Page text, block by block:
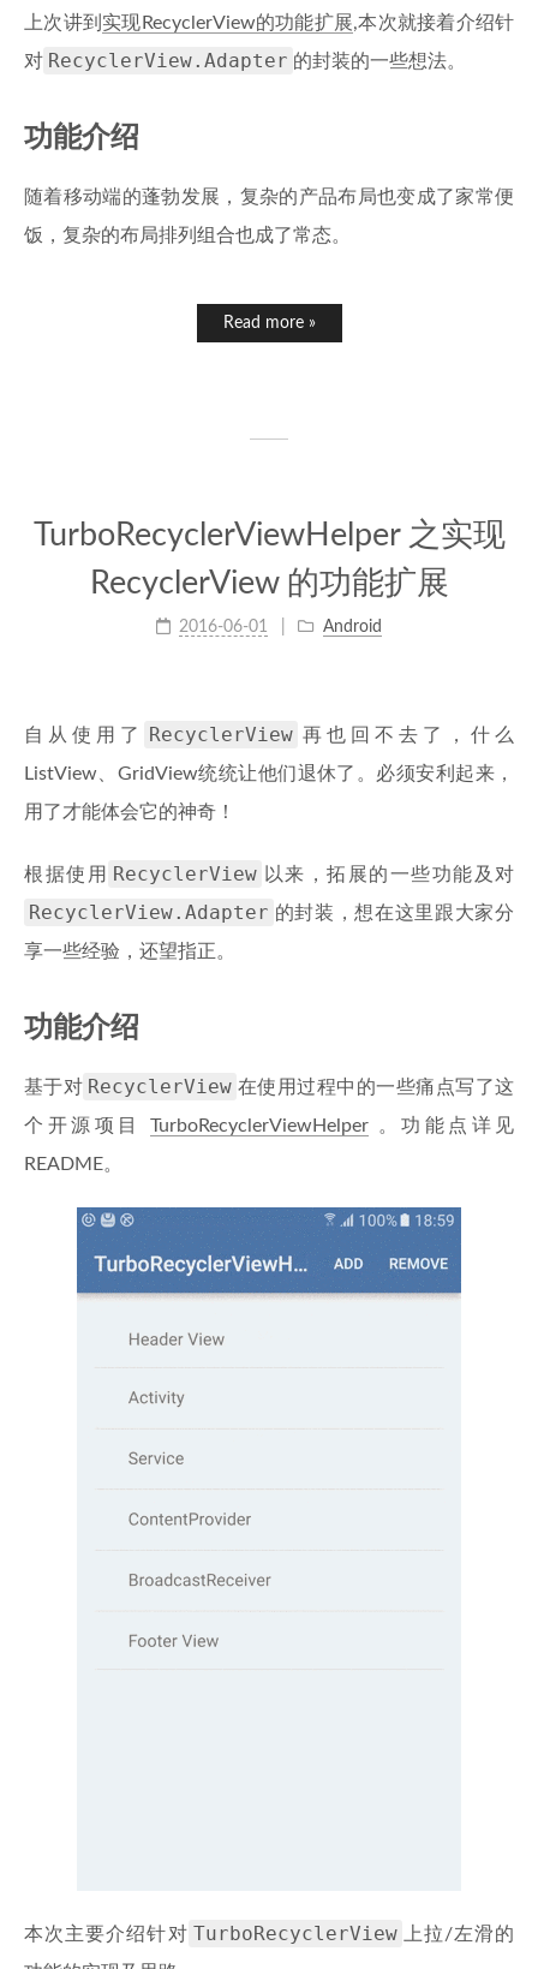
上次讲到 实现RecyclerView的功能扩展,本次就接着介绍针
对 RecyclerView.Adapter 的封装的一些想法。
功能介绍
随着移动端的蓬勃发展，复杂的产品布局也变成了家常便
饭，复杂的布局排列组合也成了常态。
Read more »
TurboRecyclerViewHelper 之实现
RecyclerView 的功能扩展
2016-06-01 Android
自从使用了 RecyclerView 再也回不去了，什么
ListView、GridView统统让他们退休了。必须安利起来，
用了才能体会它的神奇！
根据使用 RecyclerView 以来，拓展的一些功能及对
RecyclerView.Adapter 的封装，想在这里跟大家分
享一些经验，还望指正。
功能介绍
基于对 RecyclerView 在使用过程中的一些痛点写了这
个开源项目 TurboRecyclerViewHelper 。功能点详见
README。
本次主要介绍针对 TurboRecyclerView
上拉/左滑的